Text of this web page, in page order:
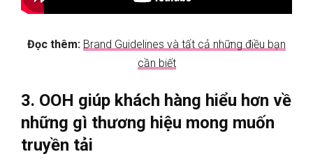
Đọc thêm: Brand Guidelines và tất cả những điều bạn
cần biết
3. OOH giúp khách hàng hiểu hơn về
những gì thương hiệu mong muốn
truyền tải